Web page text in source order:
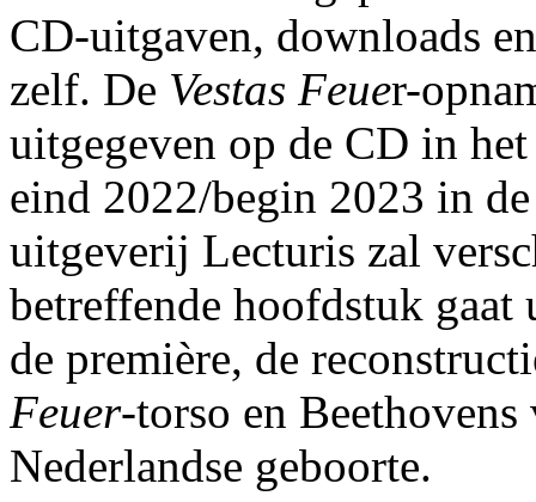
CD-uitgaven, downloads
zelf. De Vestas Feuer-
uitgegeven op de CD in
eind 2022/begin 2023 in
uitgeverij Lecturis zal
betreffende hoofdstuk
de première, de
Feuer-torso en Beethovens
Nederlandse geboorte.